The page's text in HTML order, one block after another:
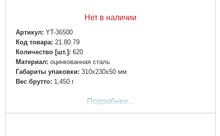
Нет в наличии
Артикул: YT-36500
Код товара: 21.80.79
Количество [шт.]: 620
Материал: оцинкованная сталь
Габариты упаковки: 310x230x50 мм
Вес брутто: 1,450 г
Подробнее...